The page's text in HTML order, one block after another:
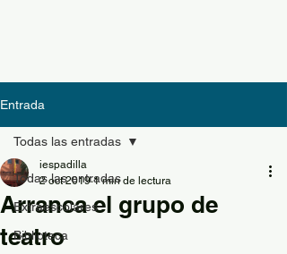
Entrada
Todas las entradas
Extraescolares
Biblioteca
Todas las entradas
Arranca el grupo de
teatro
iespadilla
2 oct 2019 1 min de lectura